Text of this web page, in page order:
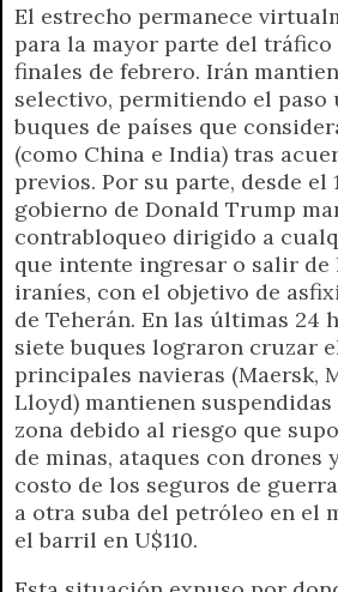
El estrecho permanece
para la mayor parte del tráfico
finales de febrero. Irán
selectivo, permitiendo el paso
buques de países que
(como China e India) tras
previos. Por su parte, desde el
gobierno de Donald Trump
contrabloqueo dirigido a
que intente ingresar o salir de
iraníes, con el objetivo de
de Teherán. En las últimas 24
siete buques lograron cruzar
principales navieras (Maersk,
Lloyd) mantienen
zona debido al riesgo que
de minas, ataques con drones
costo de los seguros de
a otra suba del petróleo en el
el barril en U$110.